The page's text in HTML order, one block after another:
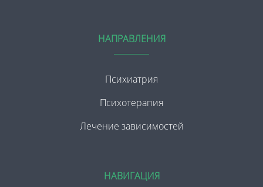
НАПРАВЛЕНИЯ
Психиатрия
Психотерапия
Лечение зависимостей
НАВИГАЦИЯ